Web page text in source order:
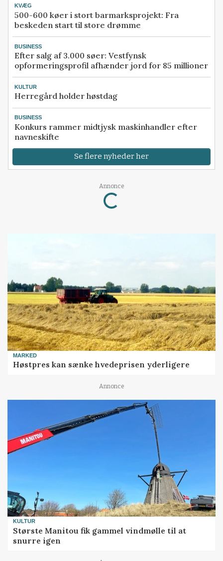
KVÆG
500-600 køer i stort barmarksprojekt: Fra
beskeden start til store drømme
BUSINESS
Efter salg af 3.000 søer: Vestfynsk
opformeringsprofil afhænder jord for 85 millioner
KULTUR
Herregård holder høstdag
BUSINESS
Konkurs rammer midtjysk maskinhandler efter
navneskifte
Se flere nyheder her
Annonce
Loading...
MARKED
Høstpres kan sænke hvedeprisen yderligere
Annonce
KULTUR
Største Manitou fik gammel vindmølle til at
snurre igen